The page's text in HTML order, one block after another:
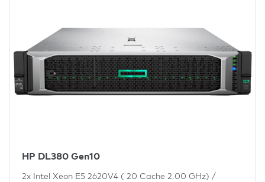
HP DL380 Gen10
2x Intel Xeon E5 2620V4 ( 20 Cache 2.00 GHz) /